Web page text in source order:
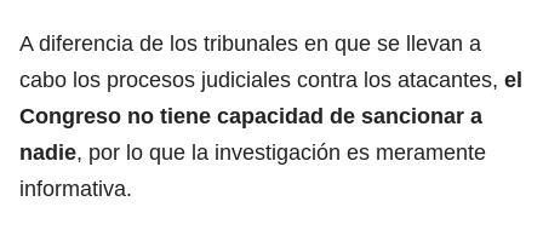
A diferencia de los tribunales en que se llevan a
cabo los procesos judiciales contra los atacantes, el
Congreso no tiene capacidad de sancionar a
nadie, por lo que la investigación es meramente
informativa.